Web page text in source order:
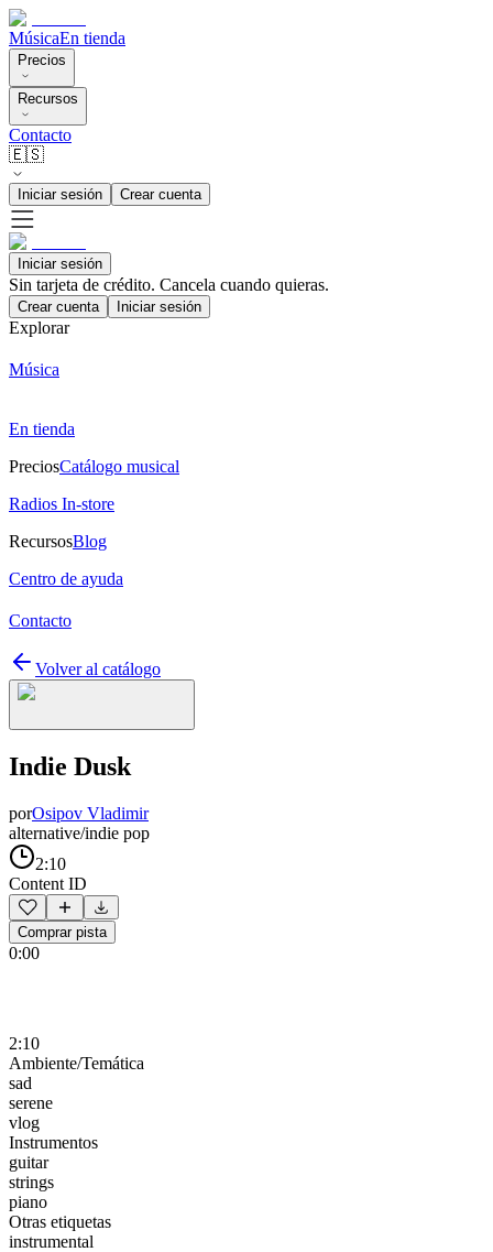
MúsicaEn tienda
Precios
Recursos
Contacto
🇪🇸
Iniciar sesión Crear cuenta
Iniciar sesión
Sin tarjeta de crédito. Cancela cuando quieras.
Crear cuenta Iniciar sesión
Explorar
Música
En tienda
PreciosCatálogo musical
Radios In-store
RecursosBlog
Centro de ayuda
Contacto
Volver al catálogo
Indie Dusk
porOsipov Vladimir
alternative/indie pop
2:10
Content ID
Comprar pista
0:00
2:10
Ambiente/Temática
sad
serene
vlog
Instrumentos
guitar
strings
piano
Otras etiquetas
instrumental